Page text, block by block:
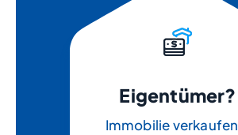
Eigentümer?
Immobilie verkaufen